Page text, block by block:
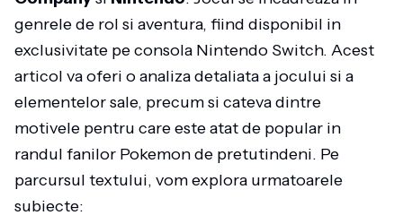
genrele de rol si aventura, fiind disponibil in
exclusivitate pe consola Nintendo Switch. Acest
articol va oferi o analiza detaliata a jocului si a
elementelor sale, precum si cateva dintre
motivele pentru care este atat de popular in
randul fanilor Pokemon de pretutindeni. Pe
parcursul textului, vom explora urmatoarele
subiecte: